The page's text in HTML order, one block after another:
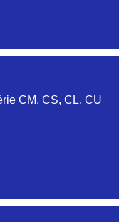
CM, CS, CL, CU